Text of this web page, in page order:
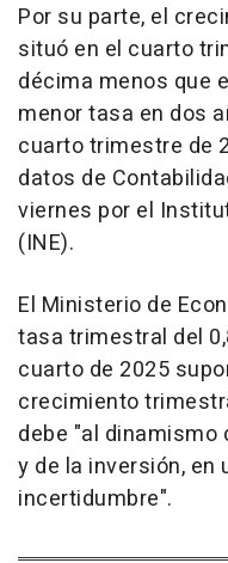
Por su parte, el
situó en el cuarto
décima menos que
menor tasa en dos
cuarto trimestre de
datos de
viernes por el
(INE).
El Ministerio de
tasa trimestral del
cuarto de 2025
crecimiento
debe "al dinamismo
y de la inversión,
incertidumbre".